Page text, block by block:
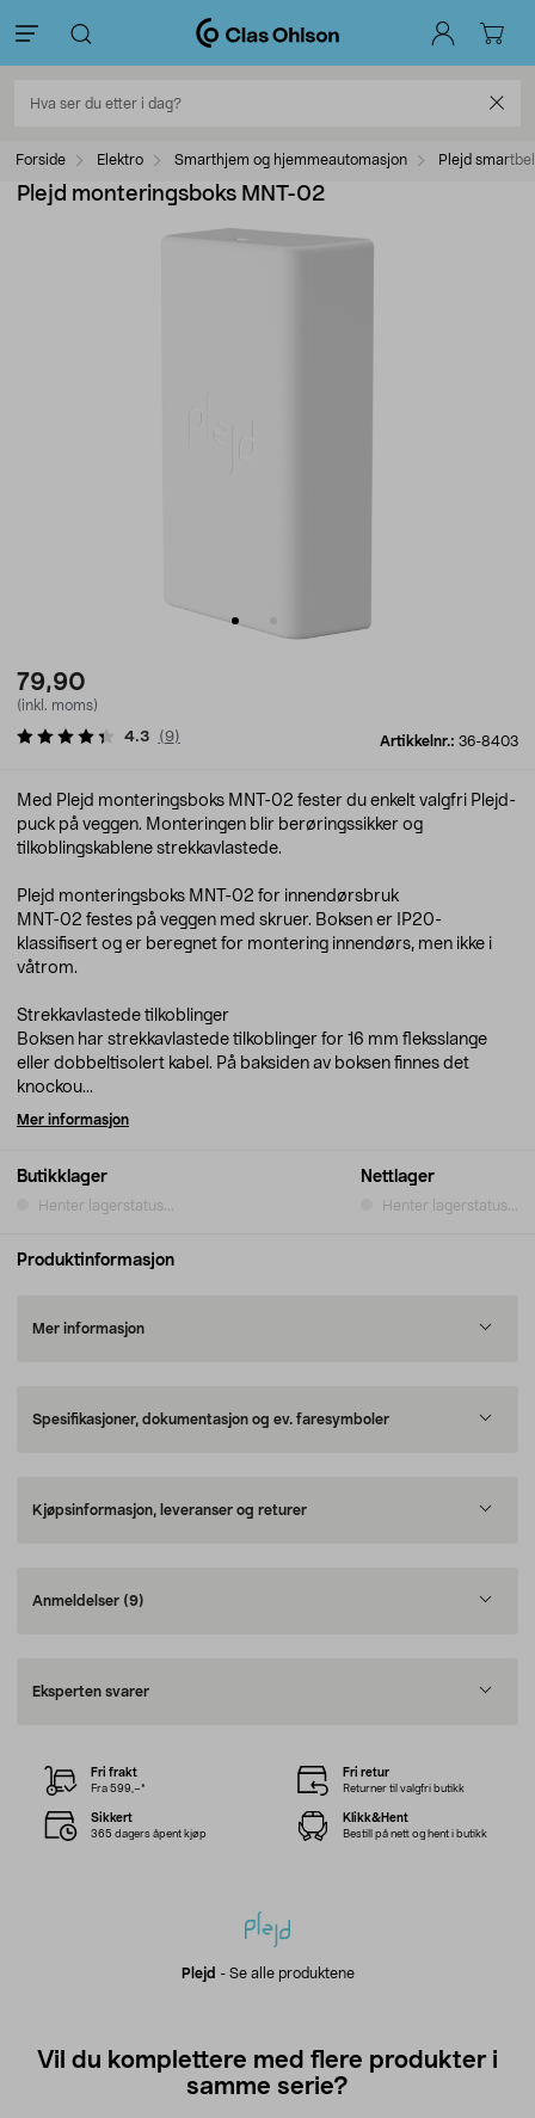
Forside Elektro Smarthjem og hjemmeautomasjon Plejd
Plejd monteringsboks MNT-02
79,90
(inkl. moms)
Artikkelnr.: 36-8403
4.3 (9)
Butikklager
Henter lagerstatus...
Nettlager
Henter lagerstatus...
Med Plejd monteringsboks MNT-02 fester du enkelt valgfri Plejd-
puck på veggen. Monteringen blir berøringssikker og
tilkoblingskablene strekkavlastede.
Plejd monteringsboks MNT-02 for innendørsbruk
MNT-02 festes på veggen med skruer. Boksen er IP20-
klassifisert og er beregnet for montering innendørs, men ikke i
våtrom.
Strekkavlastede tilkoblinger
Boksen har strekkavlastede tilkoblinger for 16 mm fleksslange
eller dobbeltisolert kabel. På baksiden av boksen finnes det
knockou...
Mer informasjon
Produktinformasjon
Mer informasjon
Spesifikasjoner, dokumentasjon og ev. faresymboler
Kjøpsinformasjon, leveranser og returer
Anmeldelser (9)
Eksperten svarer
Plejd - Se alle produktene
Fri frakt
Fra 599,–*
Fri retur
Returner til valgfri butikk
Sikkert
365 dagers åpent kjøp
Klikk&Hent
Bestill på nett og hent i butikk
Vil du komplettere med flere produkter i
samme serie?